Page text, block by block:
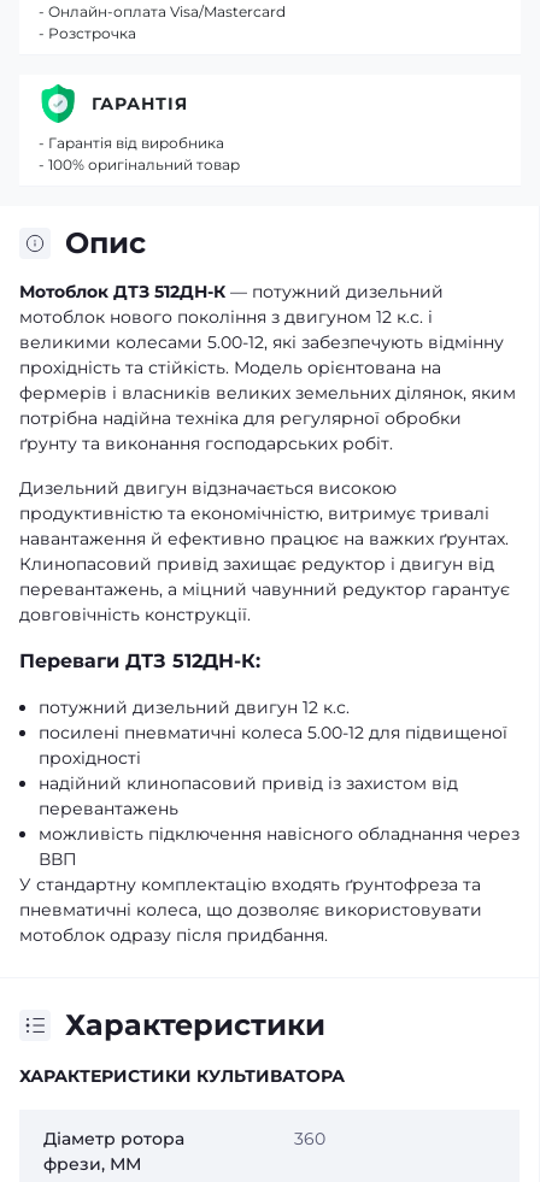
Опис
Мотоблок ДТЗ 512ДН-К — потужний дизельний
мотоблок нового покоління з двигуном 12 к.с. і
великими колесами 5.00-12, які забезпечують відмінну
прохідність та стійкість. Модель орієнтована на
фермерів і власників великих земельних ділянок, яким
потрібна надійна техніка для регулярної обробки
ґрунту та виконання господарських робіт.
Дизельний двигун відзначається високою
продуктивністю та економічністю, витримує тривалі
навантаження й ефективно працює на важких ґрунтах.
Клинопасовий привід захищає редуктор і двигун від
перевантажень, а міцний чавунний редуктор гарантує
довговічність конструкції.
Переваги ДТЗ 512ДН-К:
потужний дизельний двигун 12 к.с.
посилені пневматичні колеса 5.00-12 для підвищеної
прохідності
надійний клинопасовий привід із захистом від
перевантажень
можливість підключення навісного обладнання через
ВВП
У стандартну комплектацію входять ґрунтофреза та
пневматичні колеса, що дозволяє використовувати
мотоблок одразу після придбання.
Характеристики
ХАРАКТЕРИСТИКИ КУЛЬТИВАТОРА
Діаметр ротора
фрези, ММ
360
- Онлайн-оплата Visa/Mastercard
- Розстрочка
ГАРАНТІЯ
- Гарантія від виробника
- 100% оригінальний товар